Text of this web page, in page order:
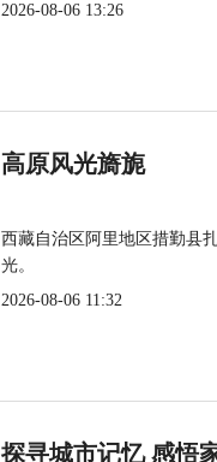
2026-08-06 13:26
高原风光旖旎
西藏自治区阿里地区措勤县
光。
2026-08-06 11:32
探寻城市记忆 感悟